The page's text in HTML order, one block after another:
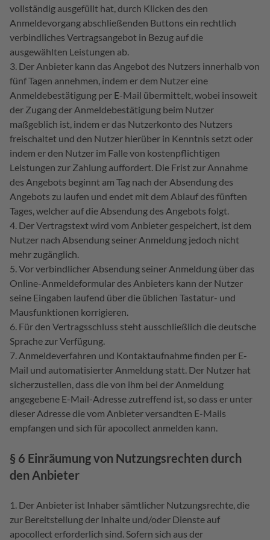
vollständig ausgefüllt hat, durch Klicken des den
Anmeldevorgang abschließenden Buttons ein rechtlich
verbindliches Vertragsangebot in Bezug auf die
ausgewählten Leistungen ab.
Der Anbieter kann das Angebot des Nutzers innerhalb von
fünf Tagen annehmen, indem er dem Nutzer eine
Anmeldebestätigung per E-Mail übermittelt, wobei insoweit
der Zugang der Anmeldebestätigung beim Nutzer
maßgeblich ist, indem er das Nutzerkonto des Nutzers
freischaltet und den Nutzer hierüber in Kenntnis setzt oder
indem er den Nutzer im Falle von kostenpflichtigen
Leistungen zur Zahlung auffordert. Die Frist zur Annahme
des Angebots beginnt am Tag nach der Absendung des
Angebots zu laufen und endet mit dem Ablauf des fünften
Tages, welcher auf die Absendung des Angebots folgt.
Der Vertragstext wird vom Anbieter gespeichert, ist dem
Nutzer nach Absendung seiner Anmeldung jedoch nicht
mehr zugänglich.
Vor verbindlicher Absendung seiner Anmeldung über das
Online-Anmeldeformular des Anbieters kann der Nutzer
seine Eingaben laufend über die üblichen Tastatur- und
Mausfunktionen korrigieren.
Für den Vertragsschluss steht ausschließlich die deutsche
Sprache zur Verfügung.
Anmeldeverfahren und Kontaktaufnahme finden per E-
Mail und automatisierter Anmeldung statt. Der Nutzer hat
sicherzustellen, dass die von ihm bei der Anmeldung
angegebene E-Mail-Adresse zutreffend ist, so dass er unter
dieser Adresse die vom Anbieter versandten E-Mails
empfangen und sich für apocollect anmelden kann.
§ 6 Einräumung von Nutzungsrechten durch
den Anbieter
Der Anbieter ist Inhaber sämtlicher Nutzungsrechte, die
zur Bereitstellung der Inhalte und/oder Dienste auf
apocollect erforderlich sind. Sofern sich aus der